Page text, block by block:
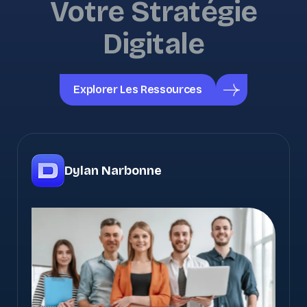
Votre Stratégie
Digitale
Explorer Les Ressources
Dylan Narbonne